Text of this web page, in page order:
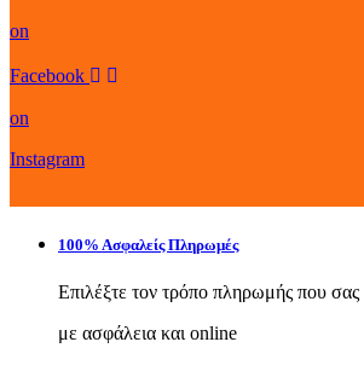
on
Facebook
on
Instagram
100% Ασφαλείς Πληρωμές
Επιλέξτε τον τρόπο πληρωμής που σας
με ασφάλεια και online